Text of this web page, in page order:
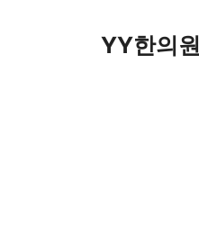
YY한의원